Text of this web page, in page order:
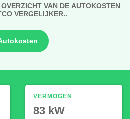
VAN DE AUTOKOSTEN
VERGELIJKER..
VERMOGEN
83 kW